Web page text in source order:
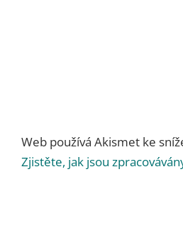
Web používá Akismet ke
Zjistěte, jak jsou